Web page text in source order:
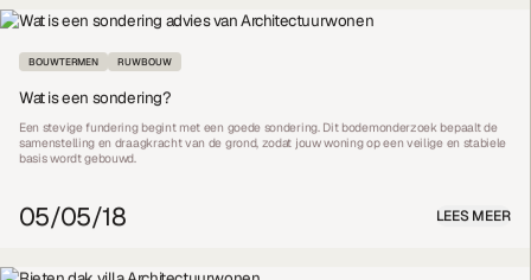
BOUWTERMEN RUWBOUW
Wat is een sondering?
Een stevige fundering begint met een goede sondering. Dit bodemonderzoek bepaalt de
samenstelling en draagkracht van de grond, zodat jouw woning op een veilige en stabiele
basis wordt gebouwd.
05/05/18 LEES MEER